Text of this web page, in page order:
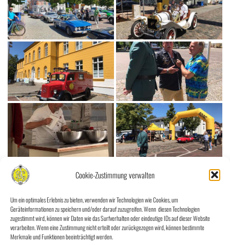
Cookie-Zustimmung verwalten
Um ein optimales Erlebnis zu bieten, verwenden wir Technologien wie Cookies, um
Geräteinformationen zu speichern und/oder darauf zuzugreifen. Wenn diesen Technologien
zugestimmt wird, können wir Daten wie das Surfverhalten oder eindeutige IDs auf dieser Website
verarbeiten. Wenn eine Zustimmung nicht erteilt oder zurückgezogen wird, können bestimmte
Merkmale und Funktionen beeinträchtigt werden.